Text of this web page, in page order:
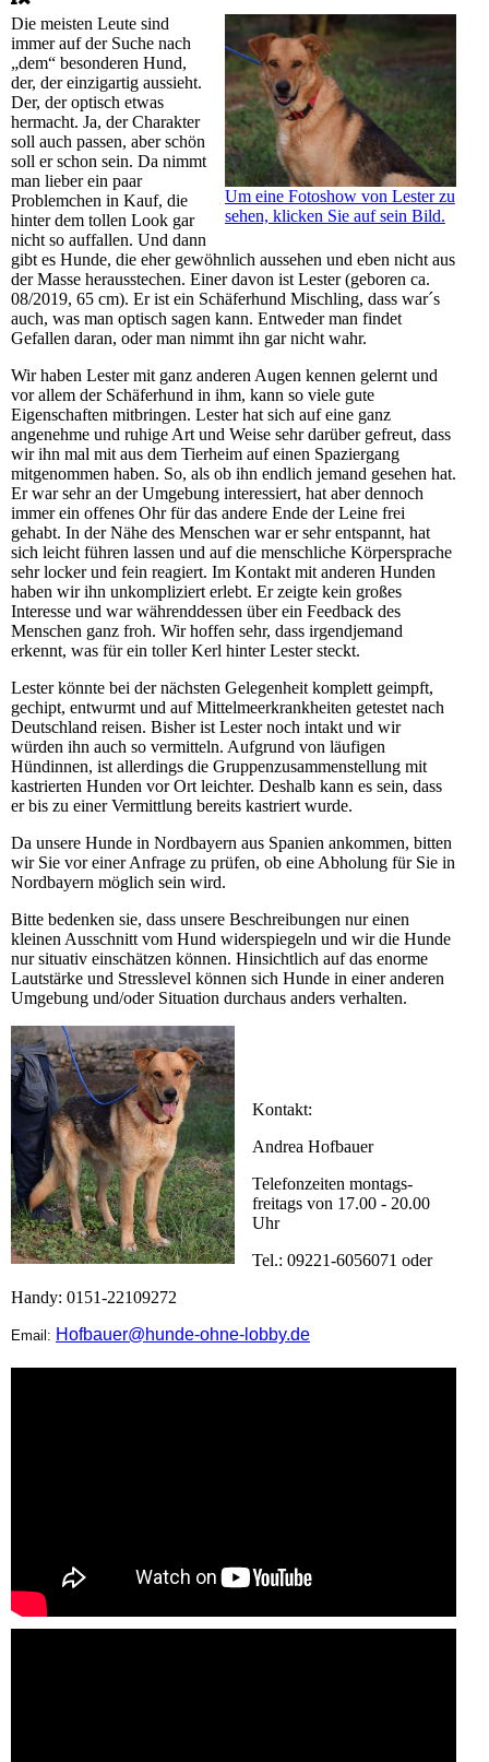
Um eine Fotoshow von Lester zu
sehen, klicken Sie auf sein Bild.
Die meisten Leute sind
immer auf der Suche nach
„dem“ besonderen Hund,
der, der einzigartig aussieht.
Der, der optisch etwas
hermacht. Ja, der Charakter
soll auch passen, aber schön
soll er schon sein. Da nimmt
man lieber ein paar
Problemchen in Kauf, die
hinter dem tollen Look gar
nicht so auffallen. Und dann
gibt es Hunde, die eher gewöhnlich aussehen und eben nicht aus
der Masse herausstechen. Einer davon ist Lester (geboren ca.
08/2019, 65 cm). Er ist ein Schäferhund Mischling, dass war´s
auch, was man optisch sagen kann. Entweder man findet
Gefallen daran, oder man nimmt ihn gar nicht wahr.
Wir haben Lester mit ganz anderen Augen kennen gelernt und
vor allem der Schäferhund in ihm, kann so viele gute
Eigenschaften mitbringen. Lester hat sich auf eine ganz
angenehme und ruhige Art und Weise sehr darüber gefreut, dass
wir ihn mal mit aus dem Tierheim auf einen Spaziergang
mitgenommen haben. So, als ob ihn endlich jemand gesehen hat.
Er war sehr an der Umgebung interessiert, hat aber dennoch
immer ein offenes Ohr für das andere Ende der Leine frei
gehabt. In der Nähe des Menschen war er sehr entspannt, hat
sich leicht führen lassen und auf die menschliche Körpersprache
sehr locker und fein reagiert. Im Kontakt mit anderen Hunden
haben wir ihn unkompliziert erlebt. Er zeigte kein großes
Interesse und war währenddessen über ein Feedback des
Menschen ganz froh. Wir hoffen sehr, dass irgendjemand
erkennt, was für ein toller Kerl hinter Lester steckt.
Lester könnte bei der nächsten Gelegenheit komplett geimpft,
gechipt, entwurmt und auf Mittelmeerkrankheiten getestet nach
Deutschland reisen. Bisher ist Lester noch intakt und wir
würden ihn auch so vermitteln. Aufgrund von läufigen
Hündinnen, ist allerdings die Gruppenzusammenstellung mit
kastrierten Hunden vor Ort leichter. Deshalb kann es sein, dass
er bis zu einer Vermittlung bereits kastriert wurde.
Da unsere Hunde in Nordbayern aus Spanien ankommen, bitten
wir Sie vor einer Anfrage zu prüfen, ob eine Abholung für Sie in
Nordbayern möglich sein wird.
Bitte bedenken sie, dass unsere Beschreibungen nur einen
kleinen Ausschnitt vom Hund widerspiegeln und wir die Hunde
nur situativ einschätzen können. Hinsichtlich auf das enorme
Lautstärke und Stresslevel können sich Hunde in einer anderen
Umgebung und/oder Situation durchaus anders verhalten.
Kontakt:
Andrea Hofbauer
Telefonzeiten montags-
freitags von 17.00 - 20.00
Uhr
Tel.: 09221-6056071 oder
Handy: 0151-22109272
Email: Hofbauer@hunde-ohne-lobby.de